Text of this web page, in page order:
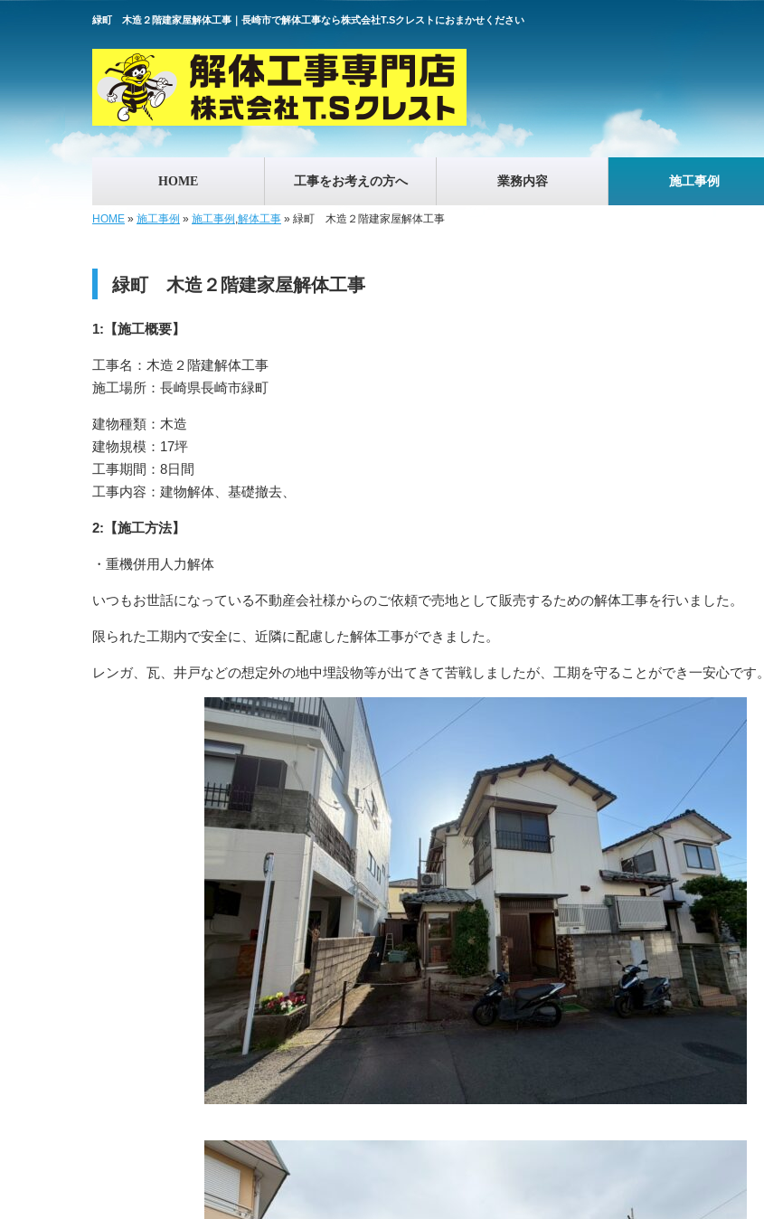
緑町 木造２階建家屋解体工事｜長崎市で解体工事なら株式会社T.Sクレストにおまかせください
HOME 工事をお考えの方へ 業務内容 施工事例
HOME » 施工事例 » 施工事例 ,解体工事 » 緑町 木造２階建家屋解体工事
緑町 木造２階建家屋解体工事
1:【施工概要】
工事名：木造２階建解体工事
施工場所：長崎県長崎市緑町
建物種類：木造
建物規模：17坪
工事期間：8日間
工事内容：建物解体、基礎撤去、
2:【施工方法】
・重機併用人力解体
いつもお世話になっている不動産会社様からのご依頼で売地として販売するための解体工事を行いました。
限られた工期内で安全に、近隣に配慮した解体工事ができました。
レンガ、瓦、井戸などの想定外の地中埋設物等が出てきて苦戦しましたが、工期を守ることができ一安心です。